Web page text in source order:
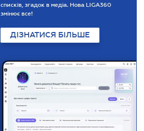
списків, згадок в медіа. Нова LIGA360
змінює все!
ДІЗНАТИСЯ БІЛЬШЕ